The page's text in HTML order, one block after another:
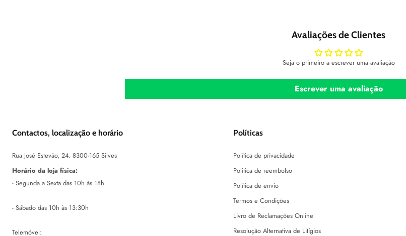
Avaliações de Clientes
Seja o primeiro a escrever uma avaliação
Escrever uma avaliação
Contactos, localização e horário
Rua José Estevão, 24. 8300-165 Silves
Horário da loja física:
- Segunda a Sexta das 10h às 18h
- Sábado das 10h às 13:30h
Telemóvel:
Políticas
Política de privacidade
Politica de reembolso
Política de envio
Termos e Condições
Livro de Reclamações Online
Resolução Alternativa de Litígios